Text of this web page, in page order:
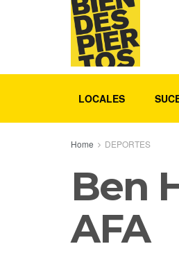
LOCALES
Home DEPORTES
Ben
AFA